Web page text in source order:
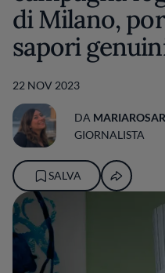
di Milano,
sapori
22 NOV 2023
DA
GIORNALISTA
SALVA